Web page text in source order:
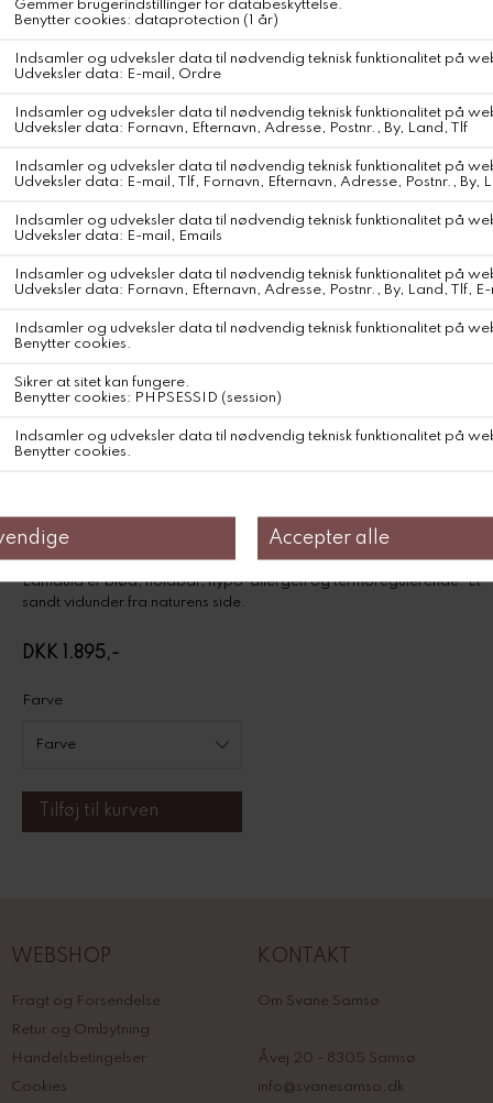
Aiayu Helen Clutch
Aiayu Helen Aiayu Clutch
af luksuriøs lama-uld, fremstillet med kærlighed i Bolivia af de
dygtigste håndstrikkere.
Clutchen har praktiske detaljer såsom lynlåslukning og
indvendig lomme med lynlås til ekstra opbevaring.
gør den nem at holde ren. Helen Aiayu Clutch fremstilles af 100%
lamauld, og strikkes i hånden af dygtige kvinder i det Bolivianske
højland. Hver clutch bærer initialerne fra den kvinde, der har
strikket den, samt et dekorativt, broderet Aiayu-logo.
Mål: 17 x 26 cm.
renser og genanvender spildevand, og udelukkende kører på
vedvarende energi.
Lamauld er blød, holdbar, hypo-allergen og termoregulerende. Et
sandt vidunder fra naturens side.
DKK 1.895,-
Farve
WEBSHOP
Fragt og Forsendelse
Retur og Ombytning
Handelsbetingelser
Cookies
KONTAKT
Om Svane Samsø
Åvej 20 - 8305 Samsø
info@svanesamso.dk